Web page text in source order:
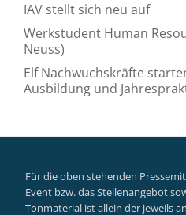
IAV stellt sich neu auf
Werkstudent Human
Neuss)
Elf Nachwuchskräfte
Ausbildung und
Für die oben stehenden
Event bzw. das Stellenangebot
Tonmaterial ist allein der jeweils